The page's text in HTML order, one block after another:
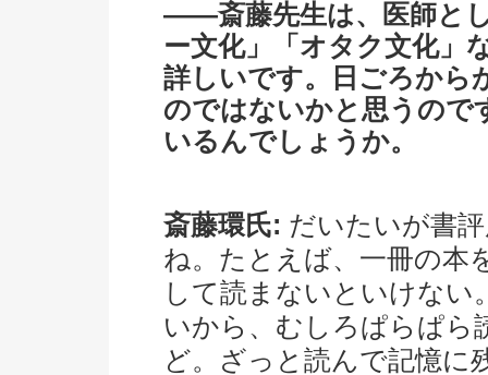
――斎藤先生は、医師と
ー文化」「オタク文化」
詳しいです。日ごろから
のではないかと思うので
いるんでしょうか。
斎藤環氏: だいたいが書
ね。たとえば、一冊の本
して読まないといけない
いから、むしろぱらぱら
ど。ざっと読んで記憶に